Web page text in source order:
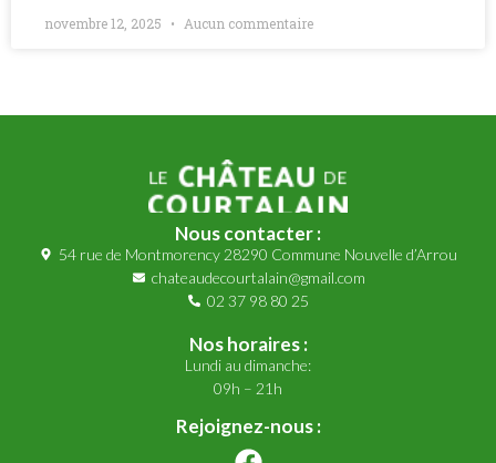
novembre 12, 2025 Aucun commentaire
Nous contacter :
54 rue de Montmorency 28290 Commune Nouvelle d’Arrou
chateaudecourtalain@gmail.com
02 37 98 80 25
Nos horaires :
Lundi au dimanche:
09h – 21h
Rejoignez-nous :